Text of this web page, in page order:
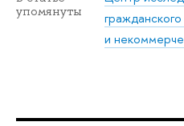
упомянуты
и